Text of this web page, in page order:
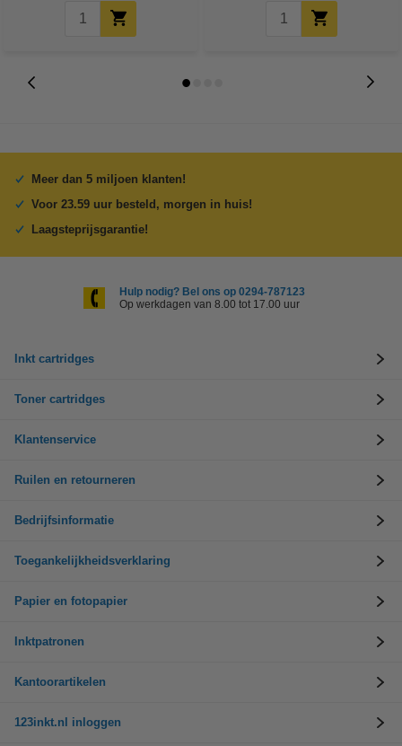
Meer dan 5 miljoen klanten!
Voor 23.59 uur besteld, morgen in huis!
Laagsteprijsgarantie!
Hulp nodig? Bel ons op 0294-787123
Op werkdagen van 8.00 tot 17.00 uur
Inkt cartridges
Toner cartridges
Klantenservice
Ruilen en retourneren
Bedrijfsinformatie
Toegankelijkheidsverklaring
Papier en fotopapier
Inktpatronen
Kantoorartikelen
123inkt.nl inloggen